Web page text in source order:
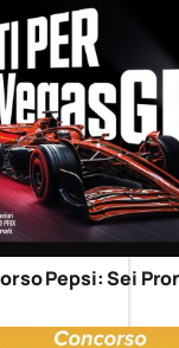
Pepsi: Sei